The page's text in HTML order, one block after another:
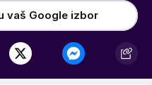
vaš Google izbor